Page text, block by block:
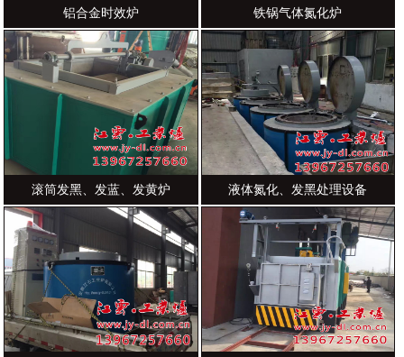
铝合金时效炉 铁锅气体氮化炉
滚筒发黑、发蓝、发黄炉 液体氮化、发黑处理设备